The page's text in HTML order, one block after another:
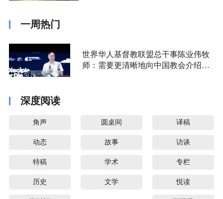
一周热门
世界华人基督教联盟总干事陈业伟牧
师：需要更清晰地向中国教会介绍福
深度阅读
角声 圆桌间 译稿
动态 故事 访谈
特稿 学术 专栏
历史 文学 悦读